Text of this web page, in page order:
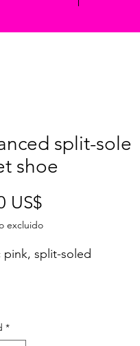
split-sole
shoe
US$
excluido
pink, split-soled
*